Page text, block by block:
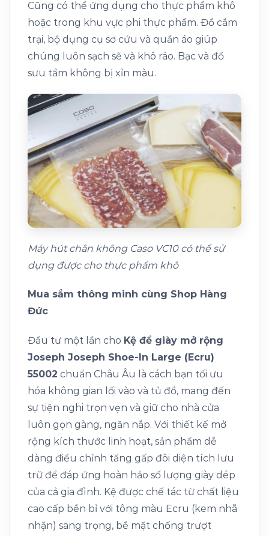
Cũng có thể ứng dụng cho thực phẩm khô
hoặc trong khu vực phi thực phẩm. Đồ cắm
trại, bộ dụng cụ sơ cứu và quần áo giúp
chúng luôn sạch sẽ và khô ráo. Bạc và đồ
sưu tầm không bị xỉn màu.
Máy hút chân không Caso VC10 có thể sử
dụng được cho thực phẩm khô
Mua sắm thông minh cùng Shop Hàng
Đức
Đầu tư một lần cho Kệ để giày mở rộng
Joseph Joseph Shoe-In Large (Ecru)
55002 chuẩn Châu Âu là cách bạn tối ưu
hóa không gian lối vào và tủ đồ, mang đến
sự tiện nghi trọn vẹn và giữ cho nhà cửa
luôn gọn gàng, ngăn nắp. Với thiết kế mở
rộng kích thước linh hoạt, sản phẩm dễ
dàng điều chỉnh tăng gấp đôi diện tích lưu
trữ để đáp ứng hoàn hảo số lượng giày dép
của cả gia đình. Kệ được chế tác từ chất liệu
cao cấp bền bỉ với tông màu Ecru (kem nhã
nhặn) sang trọng, bề mặt chống trượt